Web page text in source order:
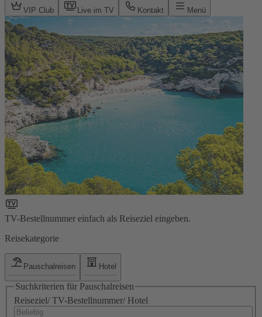
VIP Club Live im TV Kontakt Menü
TV-Bestellnummer einfach als Reiseziel eingeben.
Reisekategorie
Pauschalreisen Hotel
Suchkriterien für Pauschalreisen
Reiseziel/ TV-Bestellnummer/ Hotel